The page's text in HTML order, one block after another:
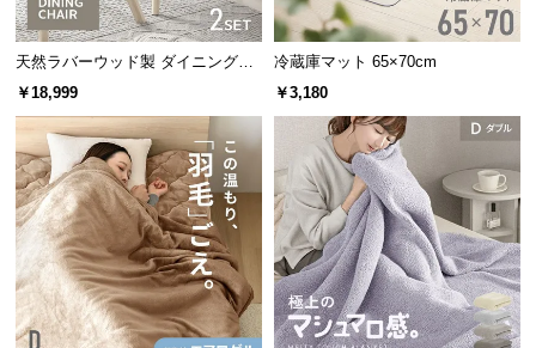
ブ
ロ
グ
企
業
情
報
天然ラバーウッド製 ダイニングチ
ェア2脚セット
￥18,999
冷蔵庫マット 65×70cm
￥3,180